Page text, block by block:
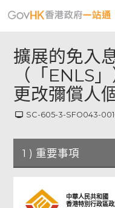
擴展的免入
（「ENLS」
更改彌償人
SC-605-3-SFO043-
1 ) 重要事項
中華人民共和國
香港特別行政區